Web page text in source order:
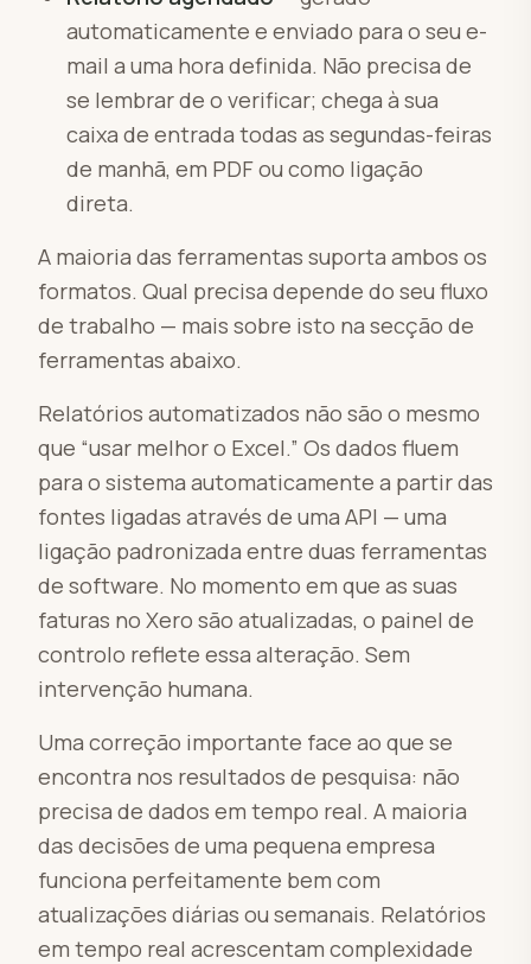
automaticamente e enviado para o seu e-
mail a uma hora definida. Não precisa de
se lembrar de o verificar; chega à sua
caixa de entrada todas as segundas-feiras
de manhã, em PDF ou como ligação
direta.
A maioria das ferramentas suporta ambos os
formatos. Qual precisa depende do seu fluxo
de trabalho — mais sobre isto na secção de
ferramentas abaixo.
Relatórios automatizados não são o mesmo
que “usar melhor o Excel.” Os dados fluem
para o sistema automaticamente a partir das
fontes ligadas através de uma API — uma
ligação padronizada entre duas ferramentas
de software. No momento em que as suas
faturas no Xero são atualizadas, o painel de
controlo reflete essa alteração. Sem
intervenção humana.
Uma correção importante face ao que se
encontra nos resultados de pesquisa: não
precisa de dados em tempo real. A maioria
das decisões de uma pequena empresa
funciona perfeitamente bem com
atualizações diárias ou semanais. Relatórios
em tempo real acrescentam complexidade